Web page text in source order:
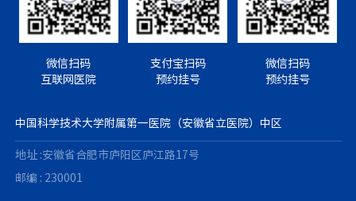
微信扫码
互联网医院
支付宝扫码
预约挂号
微信扫码
预约挂号
中国科学技术大学附属第一医院（安徽省立医院）中区
地址 :安徽省合肥市庐阳区庐江路17号
邮编 : 230001